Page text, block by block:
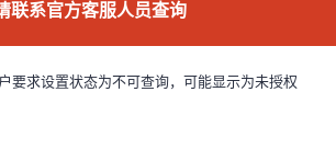
联系官方客服人员查询
要求设置状态为不可查询，可能显示为未授权